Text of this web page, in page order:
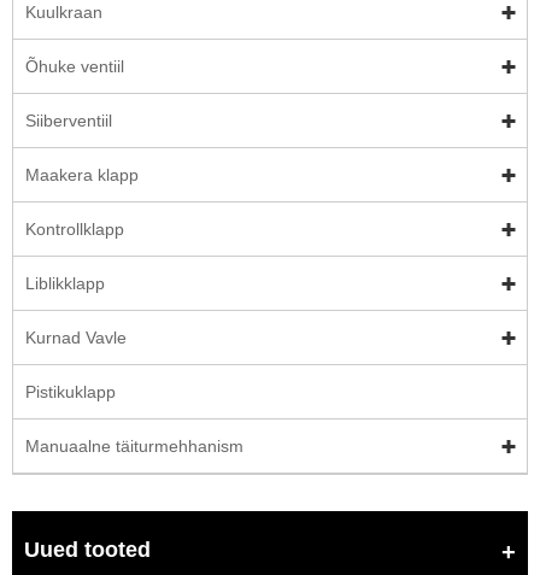
Kuulkraan
Õhuke ventiil
Siiberventiil
Maakera klapp
Kontrollklapp
Liblikklapp
Kurnad Vavle
Pistikuklapp
Manuaalne täiturmehhanism
Uued tooted